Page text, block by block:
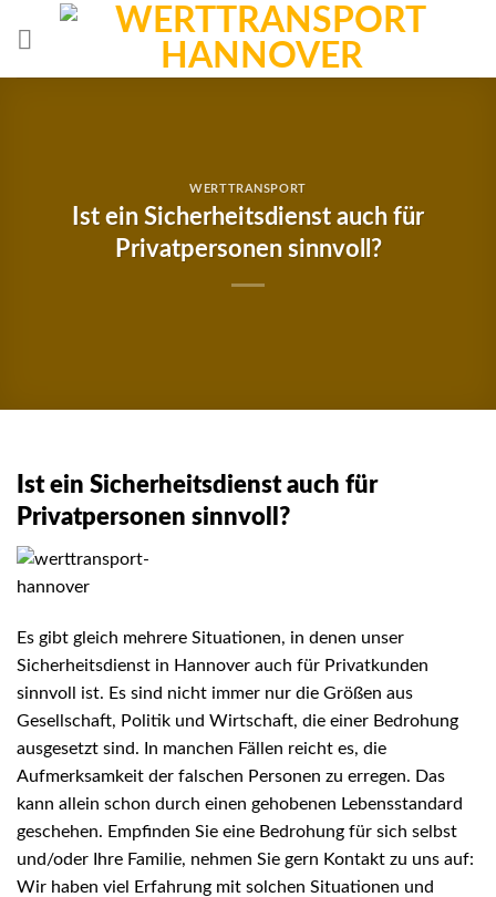
WERTTRANSPORT
Ist ein Sicherheitsdienst auch für
Privatpersonen sinnvoll?
Ist ein Sicherheitsdienst auch für
Privatpersonen sinnvoll?
Es gibt gleich mehrere Situationen, in denen unser
Sicherheitsdienst in Hannover auch für Privatkunden
sinnvoll ist. Es sind nicht immer nur die Größen aus
Gesellschaft, Politik und Wirtschaft, die einer Bedrohung
ausgesetzt sind. In manchen Fällen reicht es, die
Aufmerksamkeit der falschen Personen zu erregen. Das
kann allein schon durch einen gehobenen Lebensstandard
geschehen. Empfinden Sie eine Bedrohung für sich selbst
und/oder Ihre Familie, nehmen Sie gern Kontakt zu uns auf:
Wir haben viel Erfahrung mit solchen Situationen und